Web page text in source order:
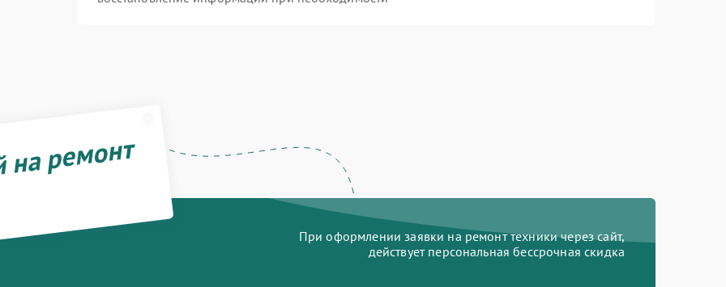
ремонт
При оформлении заявки на ремонт техники через сайт,
действует персональная бессрочная скидка